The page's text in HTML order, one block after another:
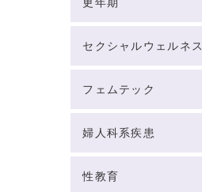
セクシャルウェルネス
フェムテック
婦人科系疾患
性教育